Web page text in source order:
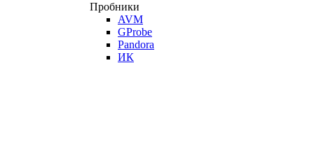
Пробники
AVM
GProbe
Pandora
ИК